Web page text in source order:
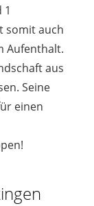
1
somit auch
Aufenthalt.
aus
Seine
einen